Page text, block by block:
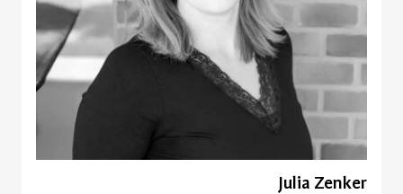
Julia Zenker